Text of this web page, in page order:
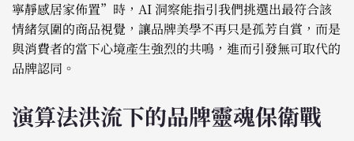
寧靜感居家佈置”時，AI 洞察能指引我們挑選出最符合該
情緒氛圍的商品視覺，讓品牌美學不再只是孤芳自賞，而是
與消費者的當下心境產生強烈的共鳴，進而引發無可取代的
品牌認同。
演算法洪流下的品牌靈魂保衛戰